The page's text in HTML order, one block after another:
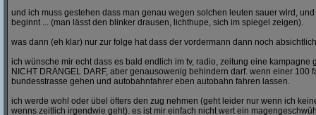
und ich muss gestehen dass man genau wegen solchen leuten sauer wird,
beginnt ... (man lässt den blinker drausen, lichthupe, sich im spiegel zeigen).
was dann (eh klar) nur zur folge hat dass der vordermann dann noch
ich wünsche mir echt dass es bald endlich im tv, radio, zeitung eine kampagne
NICHT DRÄNGEL DARF, aber genausowenig behindern darf. wenn einer 100
bundesstrasse gehen und autobahnfahrer eben autobahn fahren lassen.
ich werde wohl oder übel öfters den zug nehmen (geht leider nur wenn ich
wenns zeitlich irgendwie geht). es ist mir einfach nicht wert ein